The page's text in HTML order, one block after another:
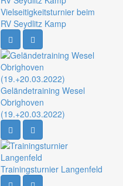
Vielseitigkeitsturnier beim
RV Seydlitz Kamp
Geländetraining Wesel
Obrighoven
(19.+20.03.2022)
Trainingsturnier Langenfeld